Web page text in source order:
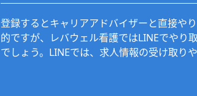
登録するとキャリアアドバイザーと直接や
的ですが、レバウェル看護ではLINEでやり
でしょう。LINEでは、求人情報の受け取り